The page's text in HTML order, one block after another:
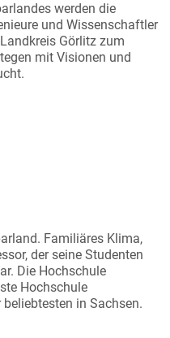
werden die
und Wissenschaftler
Görlitz zum
mit Visionen und
Familiäres Klima,
der seine Studenten
Die Hochschule
Hochschule
in Sachsen.